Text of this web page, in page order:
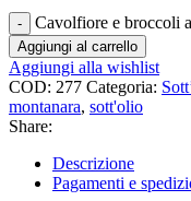
Cavolfiore e broccoli
Aggiungi al carrello
Aggiungi alla wishlist
COD: 277 Categoria:
montanara, sott'olio
Share:
Descrizione
Pagamenti e